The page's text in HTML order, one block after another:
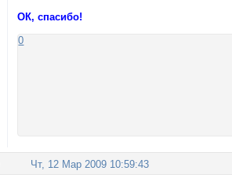
ОК, спасибо!
0
Чт, 12 Мар 2009 10:59:43